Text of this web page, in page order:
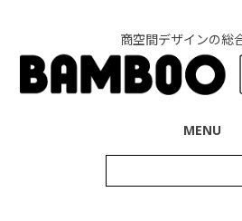
商空間デザインの総
MENU
索: